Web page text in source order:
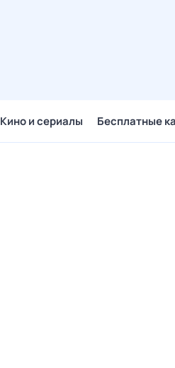
Кино и сериалы Бесплатные